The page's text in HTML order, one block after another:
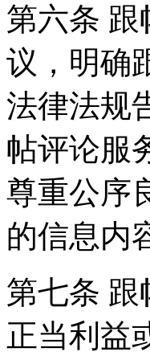
第六条
议，明确
法律法规
帖评论服
尊重公序
的信息内
第七条
正当利益